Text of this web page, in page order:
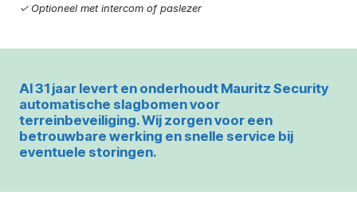
✓ Optioneel met intercom of paslezer
Al 31 jaar levert en onderhoudt Mauritz Security
automatische slagbomen voor
terreinbeveiliging. Wij zorgen voor een
betrouwbare werking en snelle service bij
eventuele storingen.